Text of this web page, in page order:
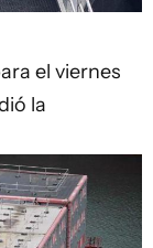
el viernes
la